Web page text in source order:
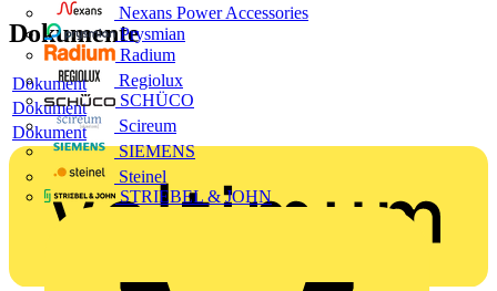
Nexans Power Accessories
Prysmian
Radium
Regiolux
SCHÜCO
Scireum
SIEMENS
Steinel
STRIEBEL & JOHN
Dokumente
Dokument
Dokument
Dokument